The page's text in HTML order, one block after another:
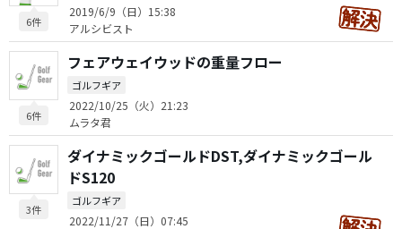
6件
2019/6/9（日）15:38
アルシビスト
6件
フェアウェイウッドの重量フロー
ゴルフギア
2022/10/25（火）21:23
ムラタ君
3件
ダイナミックゴールドDST,ダイナミックゴール
ドS120
ゴルフギア
2022/11/27（日）07:45